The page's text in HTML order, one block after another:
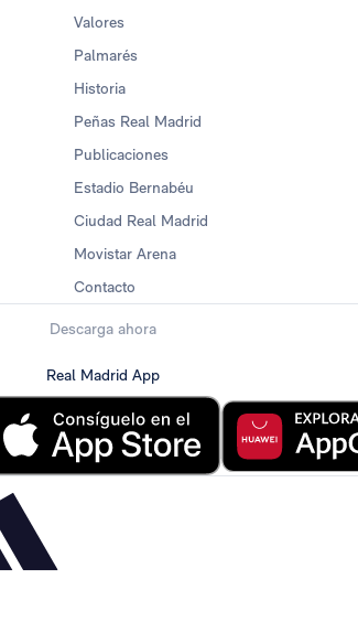
Valores
Palmarés
Historia
Peñas Real Madrid
Publicaciones
Estadio Bernabéu
Ciudad Real Madrid
Movistar Arena
Contacto
Descarga ahora
Real Madrid App